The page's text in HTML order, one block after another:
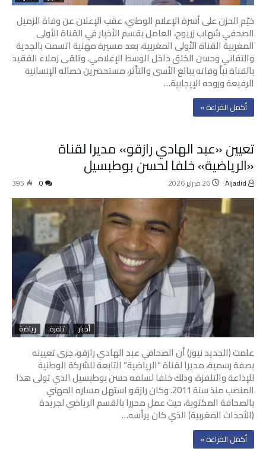
خيّم الحزن على أسرة الإعلام الوطني، عقب الإعلان عن وفاة الزميل
الصحفي شهاب زريوح، العامل بقسم الأخبار في القناة الأولى
المغربية القناة الأولى المغربية، بعد مسيرة مهنية اتسمت بالجدية
والتفاني وحسن الخلق داخل الوسط الإعلامي. وتلقى زملاء الفقيد
بالقناة نبأ وفاته ببالغ الأسى والتأثر، مستحضرين خصاله الإنسانية
الرفيعة وروحه الإيجابية…
‫أكمل القراءة »‬
تعيين «عبد الهادي رازقو» مديرا لقناة
«الرياضية» خلفا لحسن بوطبسيل
26 فبراير 2026 395
أخبار تلفزة رياضة
علمت (الجديد نيوز) أن الصحافي عبد الهادي رازقو، جرى تعيينه
بصفة رسمية، مديرا لقناة “الرياضية” التابعة للشركة الوطنية
للإذاعة والتلفزة، وذلك خلفا لسلفه حسن بوطبسيل الذي تولى هذا
المنصب منذ سنة 2011. وكان رازقو استهل مساره المهني
بالصحافة المكتوبة، حيث عمل محررا بالقسم الرياضي لجريدة
(الأحداث المغربية) الذي كان يرأسه…
‫أكمل القراءة »‬